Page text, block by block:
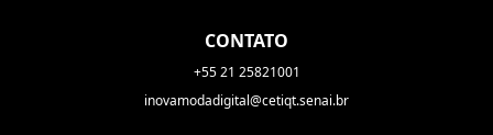
CONTATO
+55 21 25821001
inovamodadigital@cetiqt.senai.br